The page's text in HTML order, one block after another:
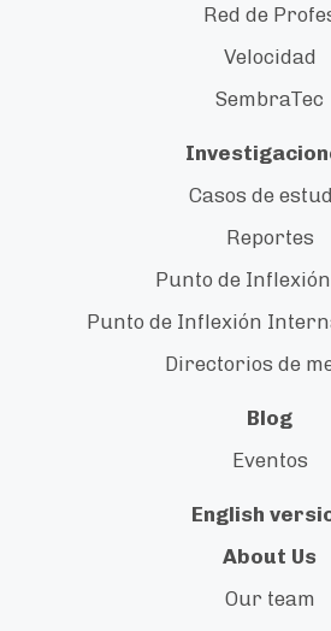
Red de
Velocidad
SembraTec
Casos de
Reportes
Punto de
Punto de Inflexión
Directorios de
Blog
Eventos
English
About Us
Our team